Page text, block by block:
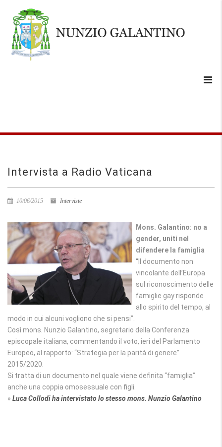
Intervista a Radio Vaticana
10/06/2015 Interviste
Mons. Galantino: no a
gender, uniti nel
difendere la famiglia
“Il documento non
vincolante dell’Europa
sul riconoscimento delle
famiglie gay risponde
allo spirito del tempo, al
modo in cui alcuni vogliono che si pensi”.
Così mons. Nunzio Galantino, segretario della Conferenza
episcopale italiana, commentando il voto, ieri del Parlamento
Europeo, al rapporto: “Strategia per la parità di genere”
2015/2020.
Si tratta di un documento nel quale viene definita “famiglia”
anche una coppia omosessuale con figli.
» Luca Collodi ha intervistato lo stesso mons. Nunzio Galantino